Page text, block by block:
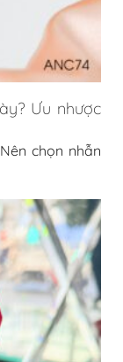
Ưu nhược
chọn nhẫn